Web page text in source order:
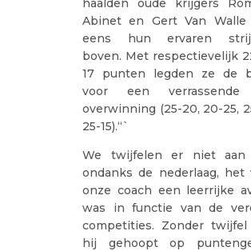
Abinet en Gert Van Walle
eens hun ervaren
boven. Met respectievelijk
17 punten legden ze de
voor een verrassende
overwinning (25-20, 20-25,
25-15).“`
We twijfelen er niet aan
ondanks de nederlaag, het
onze coach een leerrijke
was in functie van de
competities. Zonder twijfel
hij gehoopt op